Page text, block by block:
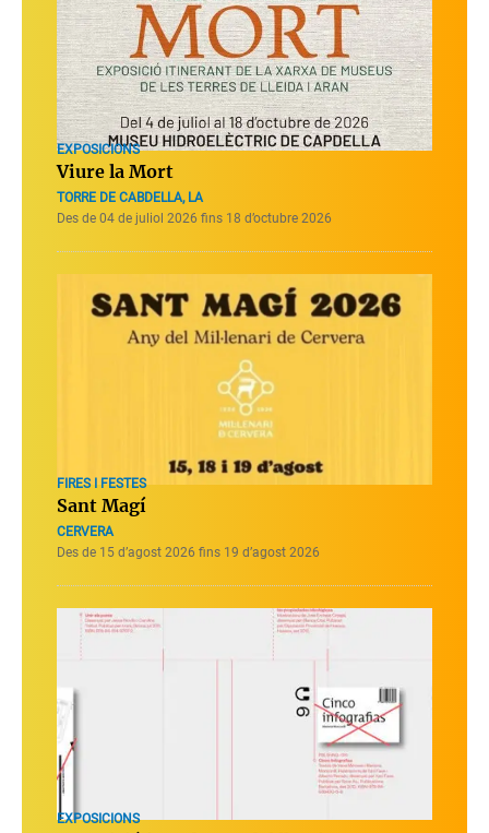
EXPOSICIONS
Viure la Mort
TORRE DE CABDELLA, LA
Des de 04 de juliol 2026 fins 18 d’octubre 2026
FIRES I FESTES
Sant Magí
CERVERA
Des de 15 d’agost 2026 fins 19 d’agost 2026
EXPOSICIONS